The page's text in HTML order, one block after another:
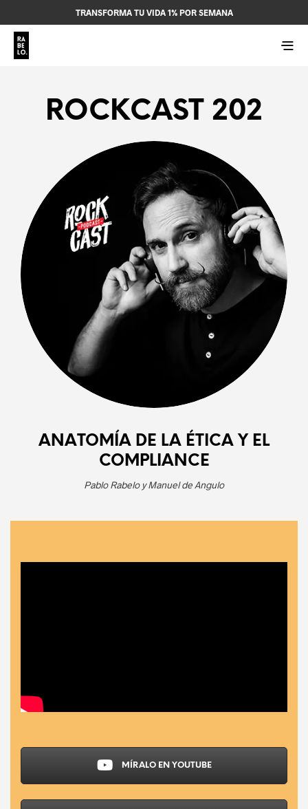
TRANSFORMA TU VIDA 1% POR SEMANA
ROCKCAST 202
ANATOMÍA DE LA ÉTICA Y EL
COMPLIANCE
Pablo Rabelo y Manuel de Angulo
MÍRALO EN YOUTUBE